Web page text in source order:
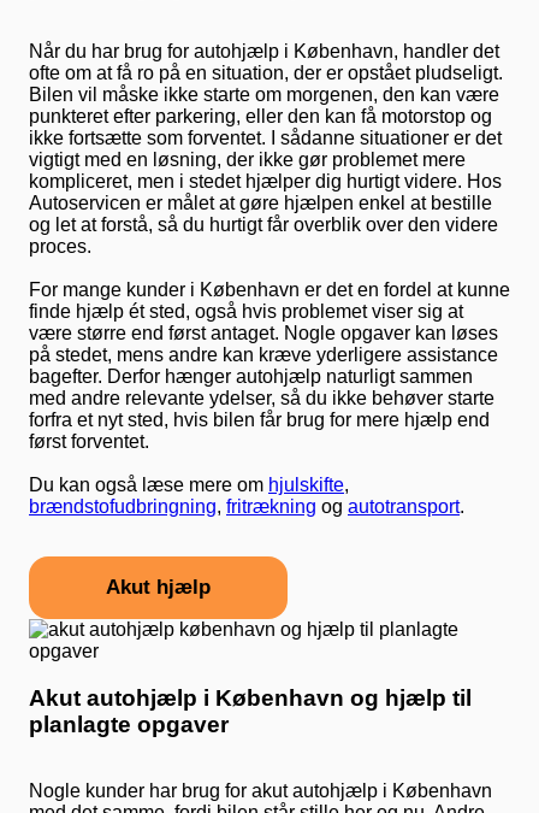
Når du har brug for autohjælp i København, handler det
ofte om at få ro på en situation, der er opstået pludseligt.
Bilen vil måske ikke starte om morgenen, den kan være
punkteret efter parkering, eller den kan få motorstop og
ikke fortsætte som forventet. I sådanne situationer er det
vigtigt med en løsning, der ikke gør problemet mere
kompliceret, men i stedet hjælper dig hurtigt videre. Hos
Autoservicen er målet at gøre hjælpen enkel at bestille
og let at forstå, så du hurtigt får overblik over den videre
proces.
For mange kunder i København er det en fordel at kunne
finde hjælp ét sted, også hvis problemet viser sig at
være større end først antaget. Nogle opgaver kan løses
på stedet, mens andre kan kræve yderligere assistance
bagefter. Derfor hænger autohjælp naturligt sammen
med andre relevante ydelser, så du ikke behøver starte
forfra et nyt sted, hvis bilen får brug for mere hjælp end
først forventet.
Du kan også læse mere om hjulskifte,
brændstofudbringning, fritrækning og autotransport.
Akut hjælp
Akut autohjælp i København og hjælp til
planlagte opgaver
Nogle kunder har brug for akut autohjælp i København